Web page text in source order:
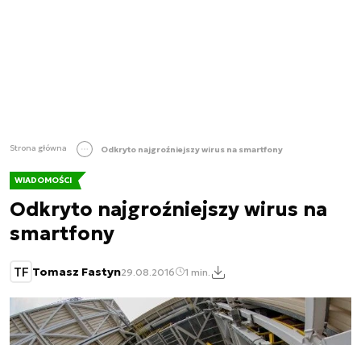
Strona główna Odkryto najgroźniejszy wirus na smartfony
WIADOMOŚCI
Odkryto najgroźniejszy wirus na
smartfony
TF Tomasz Fastyn29.08.2016 1 min.